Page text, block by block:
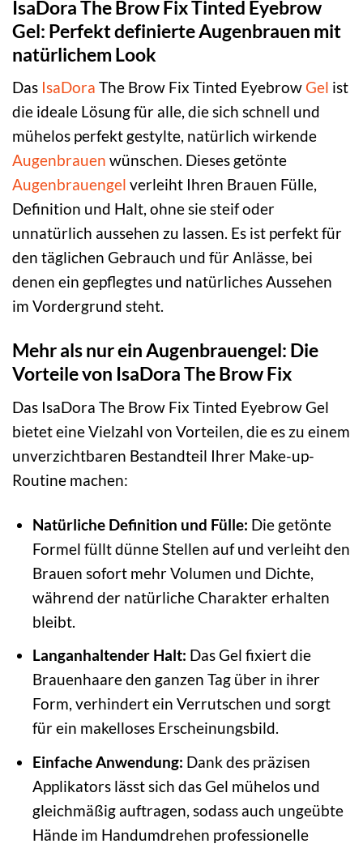
IsaDora The Brow Fix Tinted Eyebrow
Gel: Perfekt definierte Augenbrauen mit
natürlichem Look
Das IsaDora The Brow Fix Tinted EyebrowGel ist
die ideale Lösung für alle, die sich schnell und
mühelos perfekt gestylte, natürlich wirkende
Augenbrauen wünschen. Dieses getönte
Augenbrauengel verleiht Ihren Brauen Fülle,
Definition und Halt, ohne sie steif oder
unnatürlich aussehen zu lassen. Es ist perfekt für
den täglichen Gebrauch und für Anlässe, bei
denen ein gepflegtes und natürliches Aussehen
im Vordergrund steht.
Mehr als nur ein Augenbrauengel: Die
Vorteile von IsaDora The Brow Fix
Das IsaDora The Brow Fix Tinted Eyebrow Gel
bietet eine Vielzahl von Vorteilen, die es zu einem
unverzichtbaren Bestandteil Ihrer Make-up-
Routine machen:
Natürliche Definition und Fülle: Die getönte
Formel füllt dünne Stellen auf und verleiht den
Brauen sofort mehr Volumen und Dichte,
während der natürliche Charakter erhalten
bleibt.
Langanhaltender Halt: Das Gel fixiert die
Brauenhaare den ganzen Tag über in ihrer
Form, verhindert ein Verrutschen und sorgt
für ein makelloses Erscheinungsbild.
Einfache Anwendung: Dank des präzisen
Applikators lässt sich das Gel mühelos und
gleichmäßig auftragen, sodass auch ungeübte
Hände im Handumdrehen professionelle